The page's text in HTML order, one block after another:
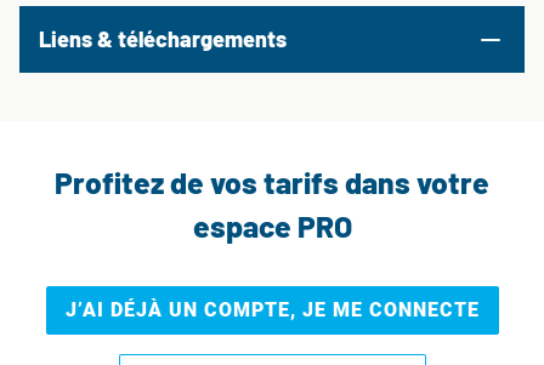
Liens & téléchargements
Profitez de vos tarifs dans votre
espace PRO
J’AI DÉJÀ UN COMPTE, JE ME CONNECTE